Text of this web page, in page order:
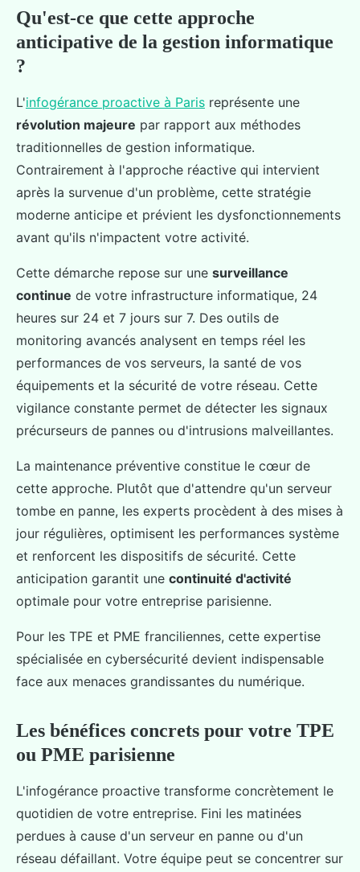
Qu'est-ce que cette approche
anticipative de la gestion informatique
?
L'infogérance proactive à Paris représente une
révolution majeure par rapport aux méthodes
traditionnelles de gestion informatique.
Contrairement à l'approche réactive qui intervient
après la survenue d'un problème, cette stratégie
moderne anticipe et prévient les dysfonctionnements
avant qu'ils n'impactent votre activité.
Cette démarche repose sur une surveillance
continue de votre infrastructure informatique, 24
heures sur 24 et 7 jours sur 7. Des outils de
monitoring avancés analysent en temps réel les
performances de vos serveurs, la santé de vos
équipements et la sécurité de votre réseau. Cette
vigilance constante permet de détecter les signaux
précurseurs de pannes ou d'intrusions malveillantes.
La maintenance préventive constitue le cœur de
cette approche. Plutôt que d'attendre qu'un serveur
tombe en panne, les experts procèdent à des mises à
jour régulières, optimisent les performances système
et renforcent les dispositifs de sécurité. Cette
anticipation garantit une continuité d'activité
optimale pour votre entreprise parisienne.
Pour les TPE et PME franciliennes, cette expertise
spécialisée en cybersécurité devient indispensable
face aux menaces grandissantes du numérique.
Les bénéfices concrets pour votre TPE
ou PME parisienne
L'infogérance proactive transforme concrètement le
quotidien de votre entreprise. Fini les matinées
perdues à cause d'un serveur en panne ou d'un
réseau défaillant. Votre équipe peut se concentrer sur